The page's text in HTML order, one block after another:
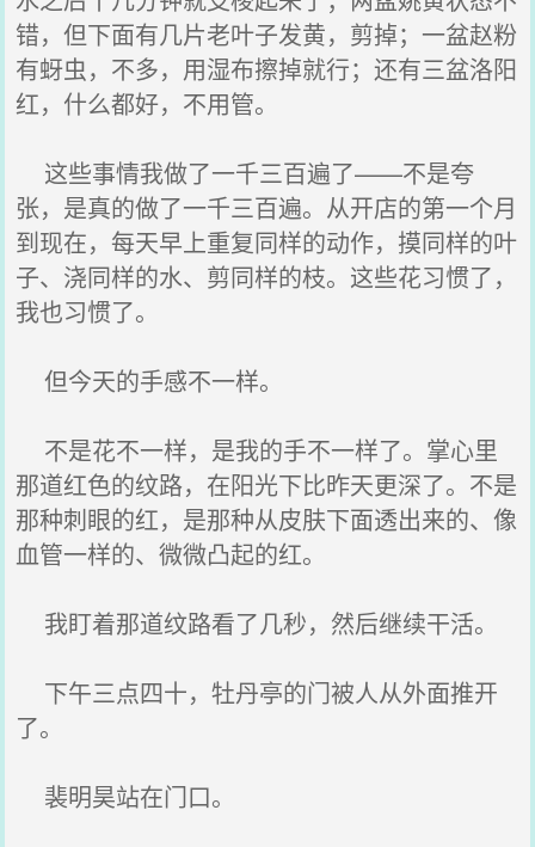
错，但下面有几片老叶子发黄，剪掉；一盆赵粉
有蚜虫，不多，用湿布擦掉就行；还有三盆洛阳
红，什么都好，不用管。
这些事情我做了一千三百遍了——不是夸
张，是真的做了一千三百遍。从开店的第一个月
到现在，每天早上重复同样的动作，摸同样的叶
子、浇同样的水、剪同样的枝。这些花习惯了，
我也习惯了。
但今天的手感不一样。
不是花不一样，是我的手不一样了。掌心里
那道红色的纹路，在阳光下比昨天更深了。不是
那种刺眼的红，是那种从皮肤下面透出来的、像
血管一样的、微微凸起的红。
我盯着那道纹路看了几秒，然后继续干活。
下午三点四十，牡丹亭的门被人从外面推开
了。
裴明昊站在门口。